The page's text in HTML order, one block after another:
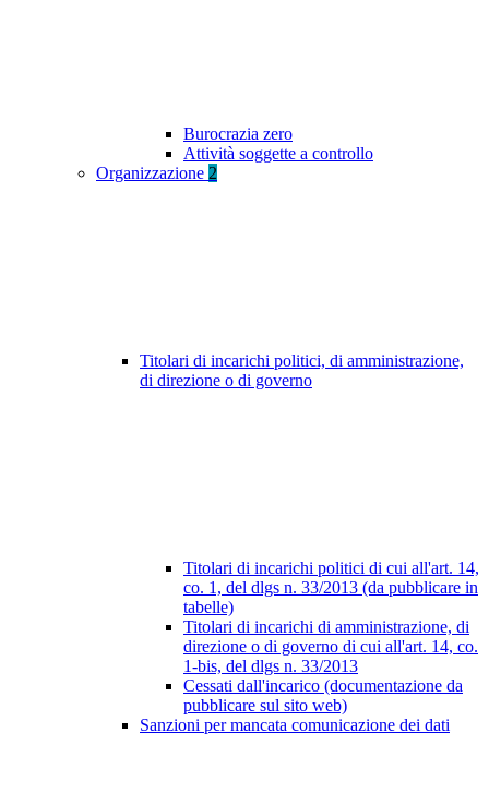
Burocrazia zero
Attività soggette a controllo
Organizzazione 2
Titolari di incarichi politici, di amministrazione,
di direzione o di governo
Titolari di incarichi politici di cui all'art. 14,
co. 1, del dlgs n. 33/2013 (da pubblicare in
tabelle)
Titolari di incarichi di amministrazione, di
direzione o di governo di cui all'art. 14, co.
1-bis, del dlgs n. 33/2013
Cessati dall'incarico (documentazione da
pubblicare sul sito web)
Sanzioni per mancata comunicazione dei dati